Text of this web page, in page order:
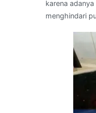
karena
menghindari